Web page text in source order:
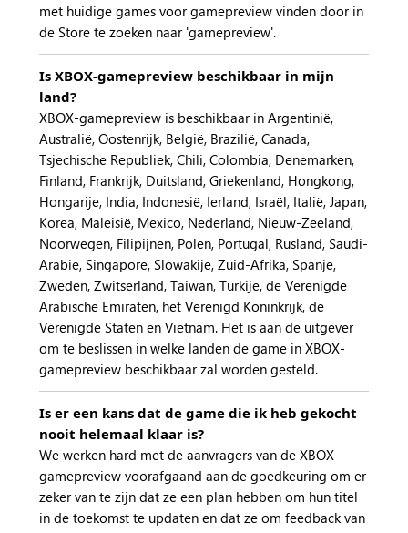
met huidige games voor gamepreview vinden door in
de Store te zoeken naar 'gamepreview'.
Is XBOX-gamepreview beschikbaar in mijn
land?
XBOX-gamepreview is beschikbaar in Argentinië,
Australië, Oostenrijk, België, Brazilië, Canada,
Tsjechische Republiek, Chili, Colombia, Denemarken,
Finland, Frankrijk, Duitsland, Griekenland, Hongkong,
Hongarije, India, Indonesië, Ierland, Israël, Italië, Japan,
Korea, Maleisië, Mexico, Nederland, Nieuw-Zeeland,
Noorwegen, Filipijnen, Polen, Portugal, Rusland, Saudi-
Arabië, Singapore, Slowakije, Zuid-Afrika, Spanje,
Zweden, Zwitserland, Taiwan, Turkije, de Verenigde
Arabische Emiraten, het Verenigd Koninkrijk, de
Verenigde Staten en Vietnam. Het is aan de uitgever
om te beslissen in welke landen de game in XBOX-
gamepreview beschikbaar zal worden gesteld.
Is er een kans dat de game die ik heb gekocht
nooit helemaal klaar is?
We werken hard met de aanvragers van de XBOX-
gamepreview voorafgaand aan de goedkeuring om er
zeker van te zijn dat ze een plan hebben om hun titel
in de toekomst te updaten en dat ze om feedback van